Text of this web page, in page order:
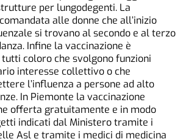
per lungodegenti. La
alle donne che all’inizio
si trovano al secondo e al terzo
Infine la vaccinazione è
coloro che svolgono funzioni
interesse collettivo o che
l’influenza a persone ad alto
In Piemonte la vaccinazione
offerta gratuitamente e in modo
indicati dal Ministero tramite i
Asl e tramite i medici di medicina